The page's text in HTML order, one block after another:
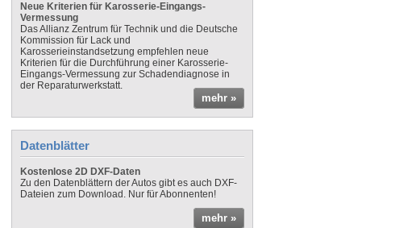
Neue Kriterien für Karosserie-Eingangs-
Vermessung
Das Allianz Zentrum für Technik und die Deutsche
Kommission für Lack und
Karosserieinstandsetzung empfehlen neue
Kriterien für die Durchführung einer Karosserie-
Eingangs-Vermessung zur Schadendiagnose in
der Reparaturwerkstatt.
mehr »
Datenblätter
Kostenlose 2D DXF-Daten
Zu den Datenblättern der Autos gibt es auch DXF-
Dateien zum Download. Nur für Abonnenten!
mehr »